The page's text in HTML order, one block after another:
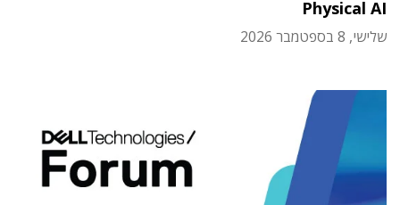
Physical AI
שלישי, 8 בספטמבר 2026